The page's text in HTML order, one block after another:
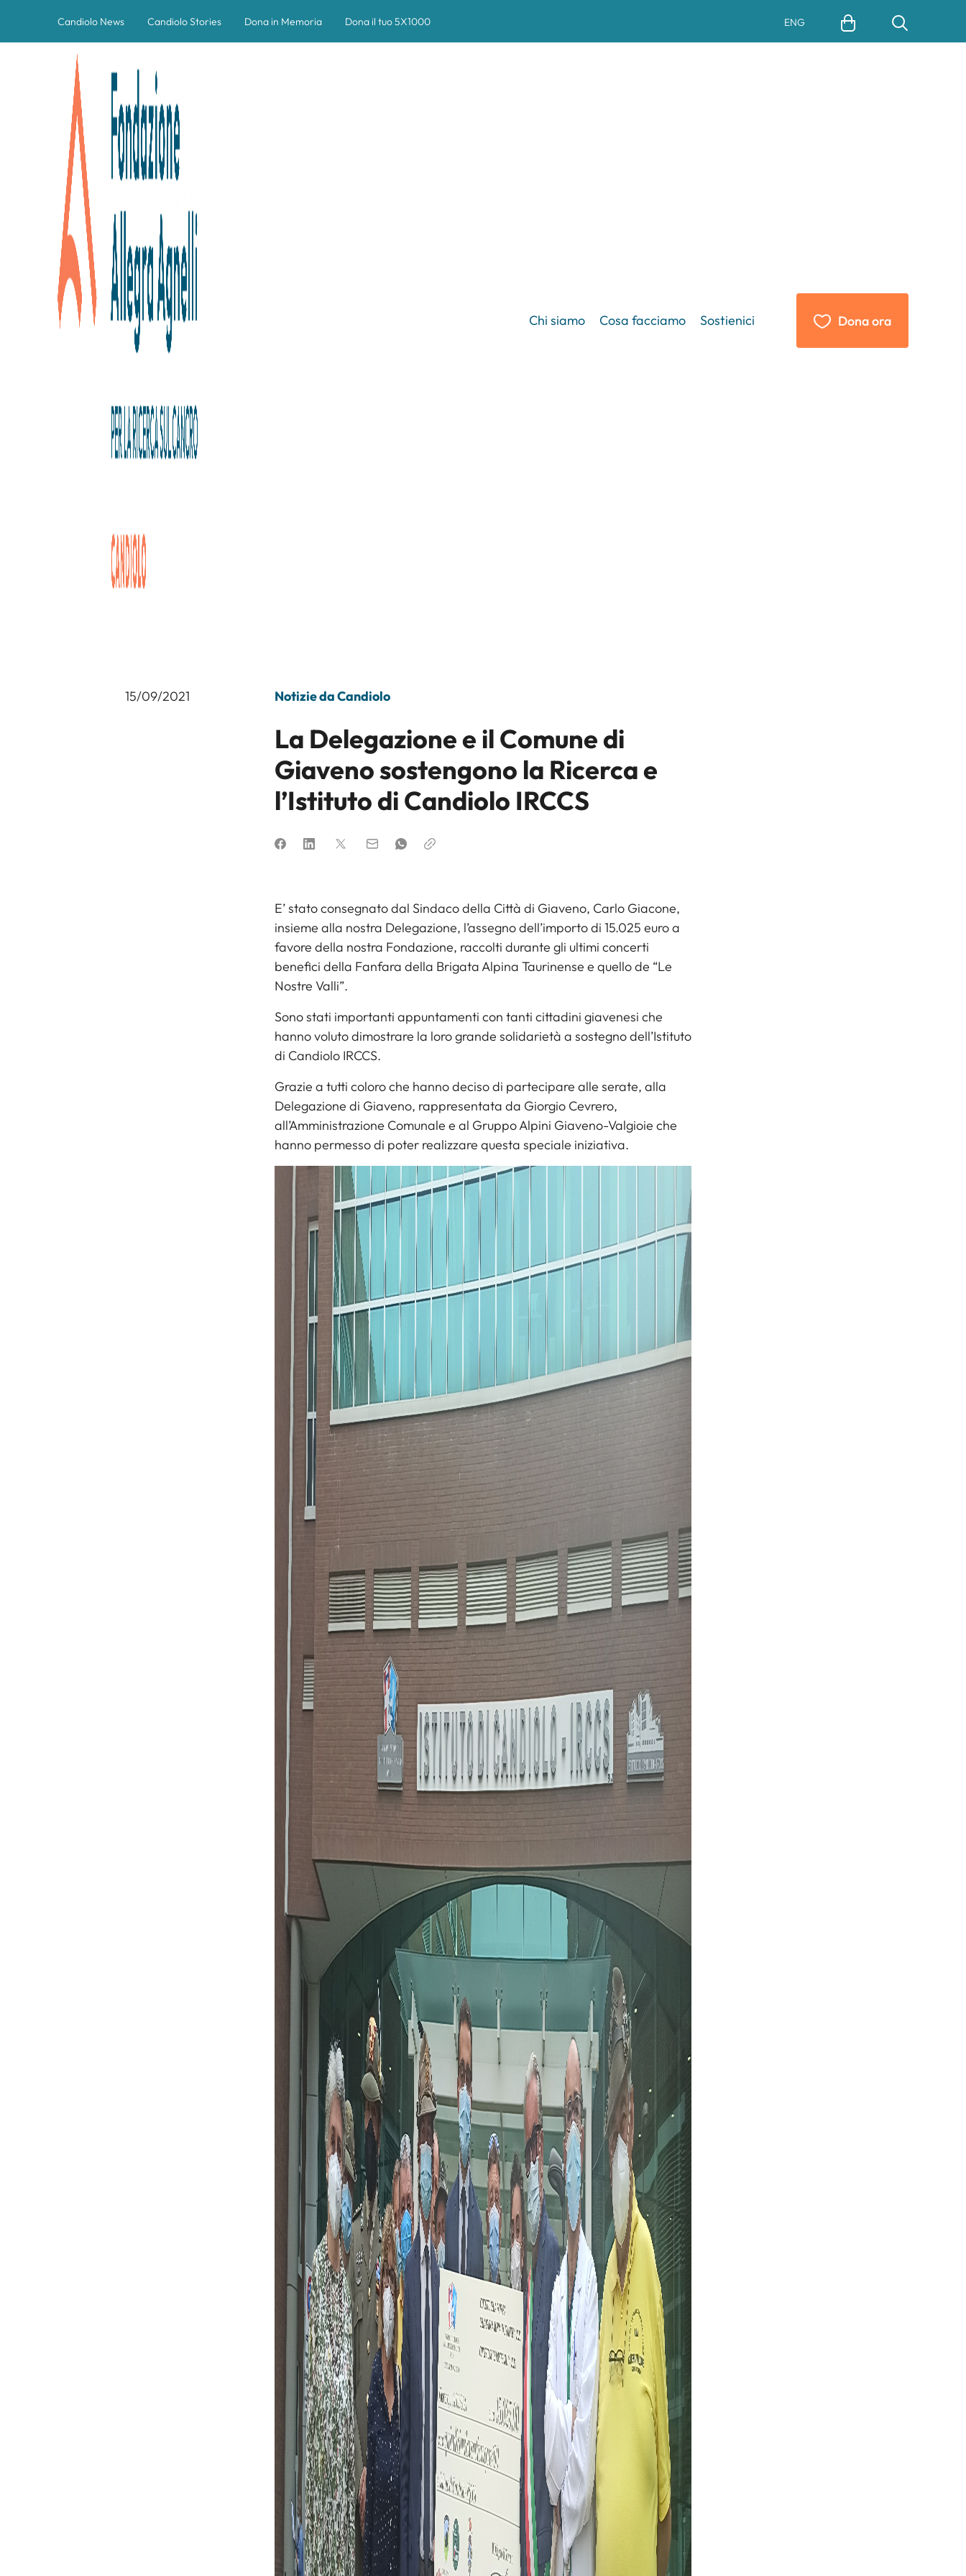
Candiolo News Candiolo Stories Dona in Memoria Dona il tuo 5X1000 ENG
Chi siamo Cosa facciamo Sostienici Dona ora
15/09/2021 Notizie da Candiolo
La Delegazione e il Comune di
Giaveno sostengono la Ricerca e
l’Istituto di Candiolo IRCCS
E’ stato consegnato dal Sindaco della Città di Giaveno, Carlo Giacone,
insieme alla nostra Delegazione, l’assegno dell’importo di 15.025 euro a
favore della nostra Fondazione, raccolti durante gli ultimi concerti
benefici della Fanfara della Brigata Alpina Taurinense e quello de “Le
Nostre Valli”.
Sono stati importanti appuntamenti con tanti cittadini giavenesi che
hanno voluto dimostrare la loro grande solidarietà a sostegno dell’Istituto
di Candiolo IRCCS.
Grazie a tutti coloro che hanno deciso di partecipare alle serate, alla
Delegazione di Giaveno, rappresentata da Giorgio Cevrero,
all’Amministrazione Comunale e al Gruppo Alpini Giaveno-Valgioie che
hanno permesso di poter realizzare questa speciale iniziativa.